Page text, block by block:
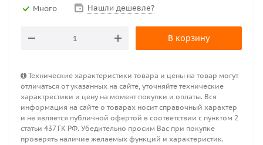
Много Нашли дешевле?
В корзину
Технические характеристики товара и цены на товар могут
отличаться от указанных на сайте, уточняйте технические
характрестики и цену на момент покупки и оплаты. Вся
информация на сайте о товарах носит справочный характер
и не является публичной офертой в соответствии с пунктом 2
статьи 437 ГК РФ. Убедительно просим Вас при покупке
проверять наличие желаемых функций и характеристик.